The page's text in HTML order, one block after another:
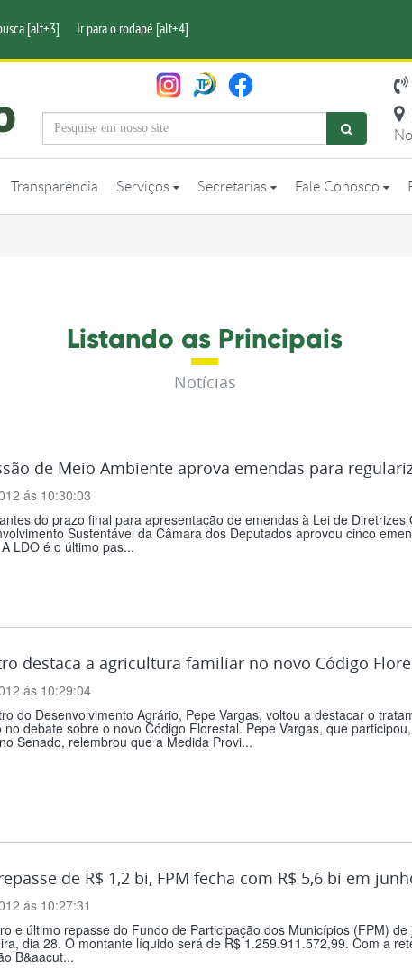
[alt+3] Ir para o rodapé [alt+4]
Transparência Serviços Secretarias Fale Conosco
Listando as Principais
Notícias
de Meio Ambiente aprova emendas para
ás 10:30:03
do prazo final para apresentação de emendas à Lei de
Sustentável da Câmara dos Deputados aprovou cinco
LDO é o último pas...
destaca a agricultura familiar no novo Código
ás 10:29:04
do Desenvolvimento Agrário, Pepe Vargas, voltou a destacar o
no debate sobre o novo Código Florestal. Pepe Vargas, que
Senado, relembrou que a Medida Provi...
de R$ 1,2 bi, FPM fecha com R$ 5,6 bi em
ás 10:27:31
e último repasse do Fundo de Participação dos Municípios (FPM)
dia 28. O montante líquido será de R$ 1.259.911.572,99. Com a
B&aacut...